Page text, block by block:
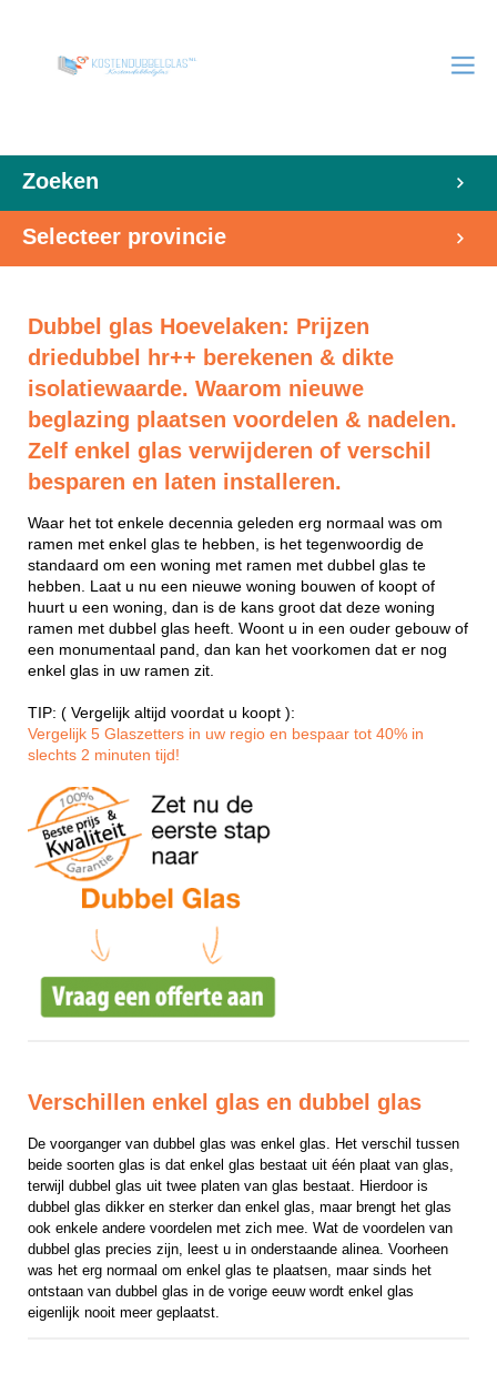
Zoeken
Selecteer provincie
Dubbel glas Hoevelaken: Prijzen
driedubbel hr++ berekenen & dikte
isolatiewaarde. Waarom nieuwe
beglazing plaatsen voordelen & nadelen.
Zelf enkel glas verwijderen of verschil
besparen en laten installeren.
Waar het tot enkele decennia geleden erg normaal was om
ramen met enkel glas te hebben, is het tegenwoordig de
standaard om een woning met ramen met dubbel glas te
hebben. Laat u nu een nieuwe woning bouwen of koopt of
huurt u een woning, dan is de kans groot dat deze woning
ramen met dubbel glas heeft. Woont u in een ouder gebouw of
een monumentaal pand, dan kan het voorkomen dat er nog
enkel glas in uw ramen zit.
TIP: ( Vergelijk altijd voordat u koopt ):
Vergelijk 5 Glaszetters in uw regio en bespaar tot 40% in
slechts 2 minuten tijd!
Verschillen enkel glas en dubbel glas
De voorganger van dubbel glas was enkel glas. Het verschil tussen
beide soorten glas is dat enkel glas bestaat uit één plaat van glas,
terwijl dubbel glas uit twee platen van glas bestaat. Hierdoor is
dubbel glas dikker en sterker dan enkel glas, maar brengt het glas
ook enkele andere voordelen met zich mee. Wat de voordelen van
dubbel glas precies zijn, leest u in onderstaande alinea. Voorheen
was het erg normaal om enkel glas te plaatsen, maar sinds het
ontstaan van dubbel glas in de vorige eeuw wordt enkel glas
eigenlijk nooit meer geplaatst.